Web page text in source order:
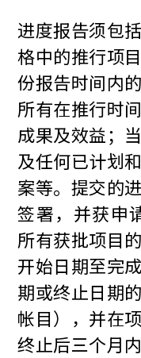
进度报告须包
格中的推行项
份报告时间内
所有在推行时
成果及效益；
及任何已计划
案等。提交的
签署，并获申
所有获批项目
开始日期至完
期或终止日期
帐目），并在
终止后三个月